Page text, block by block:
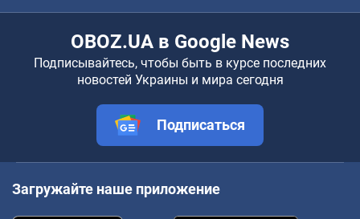
OBOZ.UA в Google News
Подписывайтесь, чтобы быть в курсе последних
новостей Украины и мира сегодня
Подписаться
Загружайте наше приложение